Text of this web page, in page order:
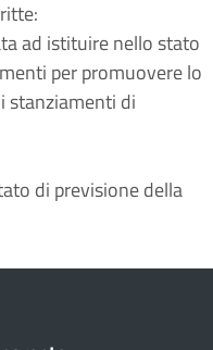
ad istituire nello stato
per promuovere lo
stanziamenti di
di previsione della